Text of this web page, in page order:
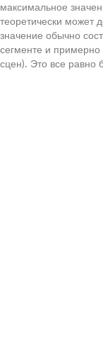
максимальное
теоретически может
значение обычно
сегменте и
сцен). Это все равно